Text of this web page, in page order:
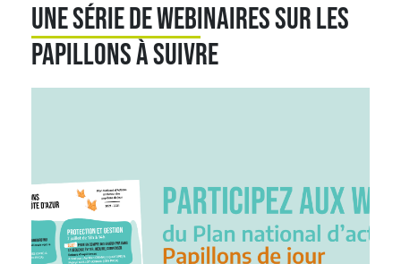
Une série de webinaires sur les
papillons à suivre